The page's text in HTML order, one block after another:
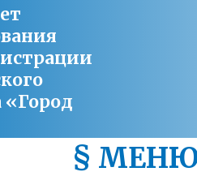
«Город
§